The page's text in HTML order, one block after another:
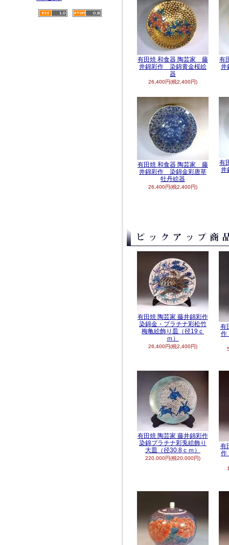
有田焼 和食器 陶芸家 藤
井錦彩作 染錦黄金桜絵
器
26,400円(税2,400円)
有
井
有田焼 和食器 陶芸家 藤
井錦彩作 染錦金彩唐草
牡丹絵器
26,400円(税2,400円)
有
井
有田焼 陶芸家 藤井錦彩作
染錦金・プラチナ彩松竹
梅亀絵飾り皿（径19ｃ
ｍ）
26,400円(税2,400円)
有
作
有田焼 陶芸家 藤井錦彩作
染錦プラチナ彩兎絵飾り
大皿（径30.8ｃｍ）
220,000円(税20,000円)
有
作